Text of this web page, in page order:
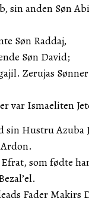
sin anden Søn
Søn Raddaj,
Søn David;
Zerujas
var Ismaeliten
sin Hustru Azuba
som fødte
Fader Makirs